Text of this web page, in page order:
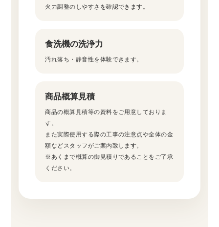
火力調整のしやすさを確認できます。
食洗機の洗浄力
汚れ落ち・静音性を体験できます。
商品概算見積
商品の概算見積等の資料をご用意しておりま
す。
また実際使用する際の工事の注意点や全体の金
額などスタッフがご案内致します。
※あくまで概算の御見積りであることをご了承
ください。